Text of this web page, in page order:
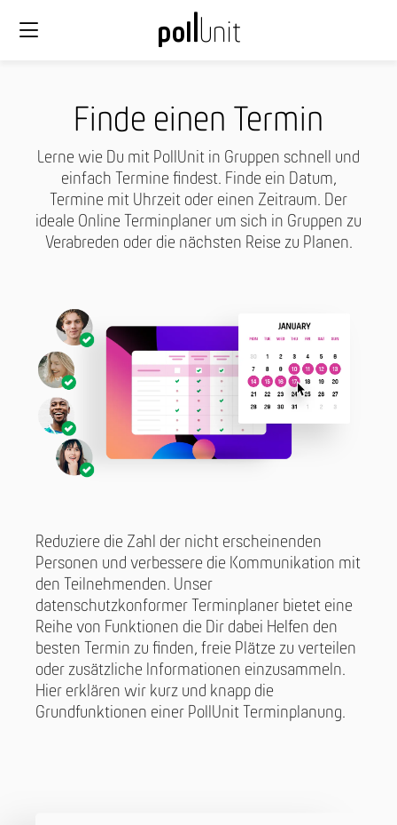
Finde einen Termin
Lerne wie Du mit PollUnit in Gruppen schnell und
einfach Termine findest. Finde ein Datum,
Termine mit Uhrzeit oder einen Zeitraum. Der
ideale Online Terminplaner um sich in Gruppen zu
Verabreden oder die nächsten Reise zu Planen.
Reduziere die Zahl der nicht erscheinenden
Personen und verbessere die Kommunikation mit
den Teilnehmenden. Unser
datenschutzkonformer Terminplaner bietet eine
Reihe von Funktionen die Dir dabei Helfen den
besten Termin zu finden, freie Plätze zu verteilen
oder zusätzliche Informationen einzusammeln.
Hier erklären wir kurz und knapp die
Grundfunktionen einer PollUnit Terminplanung.